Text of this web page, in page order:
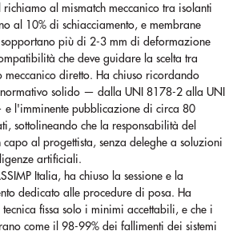
richiamo al mismatch meccanico tra isolanti
al 10% di schiacciamento, e membrane
più di 2-3 mm di deformazione
che deve guidare la scelta tra
meccanico diretto. Ha chiuso ricordando
normativo solido — dalla UNI 8178-2 alla UNI
l'imminente pubblicazione di circa 80
sottolineando che la responsabilità del
al progettista, senza deleghe a soluzioni
artificiali.
Italia, ha chiuso la sessione e la
dedicato alle procedure di posa. Ha
fissa solo i minimi accettabili, e che i
come il 98-99% dei fallimenti dei sistemi